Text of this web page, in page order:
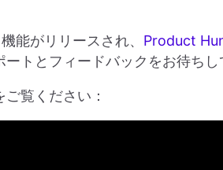
能がリリースされ、 Product
トとフィードバックをお待ちし
覧ください：